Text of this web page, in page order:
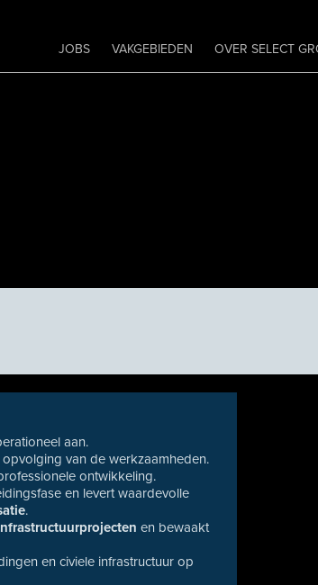
JOBS VAKGEBIEDEN OVER SELECT
aan.
van de werkzaamheden.
ontwikkeling.
en levert waardevolle
.
en bewaakt
en civiele infrastructuur op